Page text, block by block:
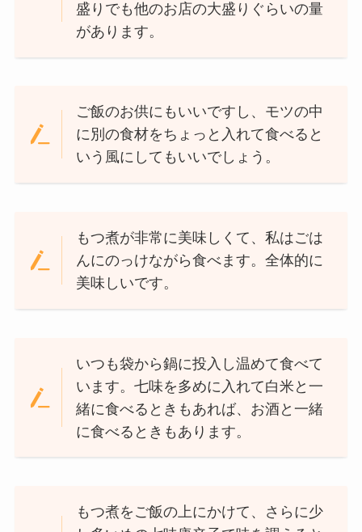
盛りでも他のお店の大盛りぐらいの量
があります。
ご飯のお供にもいいですし、モツの中
に別の食材をちょっと入れて食べると
いう風にしてもいいでしょう。
もつ煮が非常に美味しくて、私はごは
んにのっけながら食べます。全体的に
美味しいです。
いつも袋から鍋に投入し温めて食べて
います。七味を多めに入れて白米と一
緒に食べるときもあれば、お酒と一緒
に食べるときもあります。
もつ煮をご飯の上にかけて、さらに少